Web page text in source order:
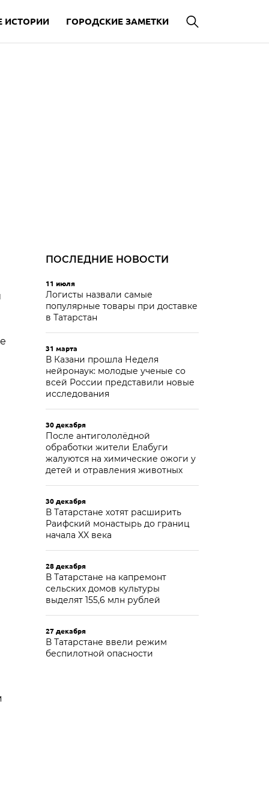
ИСТОРИИ ГОРОДСКИЕ ЗАМЕТКИ
ПОСЛЕДНИЕ НОВОСТИ
11 июля
Логисты назвали самые
популярные товары при доставке
в Татарстан
31 марта
В Казани прошла Неделя
нейронаук: молодые ученые со
всей России представили новые
исследования
30 декабря
После антигололёдной
обработки жители Елабуги
жалуются на химические ожоги у
детей и отравления животных
30 декабря
В Татарстане хотят расширить
Раифский монастырь до границ
начала XX века
28 декабря
В Татарстане на капремонт
сельских домов культуры
выделят 155,6 млн рублей
27 декабря
В Татарстане ввели режим
беспилотной опасности